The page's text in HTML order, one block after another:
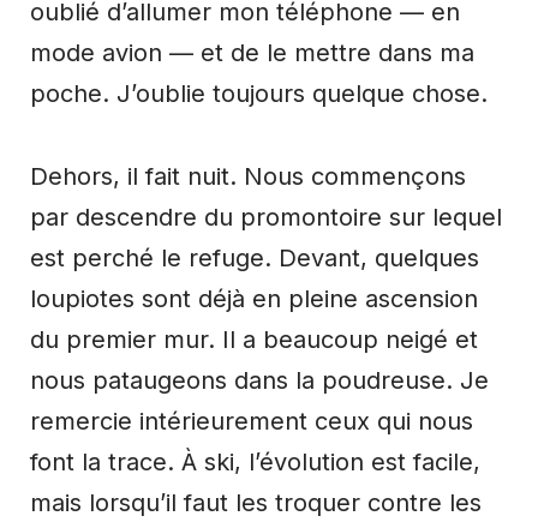
oublié d’allumer mon téléphone — en
mode avion — et de le mettre dans ma
poche. J’oublie toujours quelque chose.
Dehors, il fait nuit. Nous commençons
par descendre du promontoire sur lequel
est perché le refuge. Devant, quelques
loupiotes sont déjà en pleine ascension
du premier mur. Il a beaucoup neigé et
nous pataugeons dans la poudreuse. Je
remercie intérieurement ceux qui nous
font la trace. À ski, l’évolution est facile,
mais lorsqu’il faut les troquer contre les